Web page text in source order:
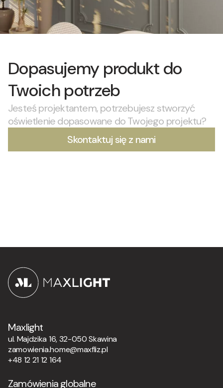
Dopasujemy produkt do
Twoich potrzeb
Jesteś projektantem, potrzebujesz stworzyć
oświetlenie dopasowane do Twojego projektu?
Skontaktuj się z nami
Maxlight
ul. Majdzika 16, 32-050 Skawina
zamowienia.home@maxfliz.pl
+48 12 21 12 164
Zamówienia globalne